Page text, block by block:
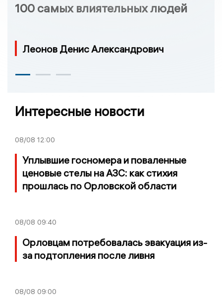
100 самых влиятельных людей
Леонов Денис Александрович
Интересные новости
08/08 12:00
Уплывшие госномера и поваленные
ценовые стелы на АЗС: как стихия
прошлась по Орловской области
08/08 09:40
Орловцам потребовалась эвакуация из-
за подтопления после ливня
08/08 09:00